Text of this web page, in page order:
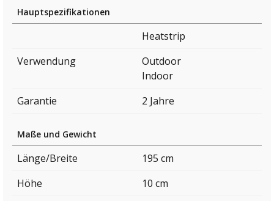
Hauptspezifikationen
Heatstrip
Verwendung
Outdoor
Indoor
Garantie
2 Jahre
Maße und Gewicht
Länge/Breite
195 cm
Höhe
10 cm